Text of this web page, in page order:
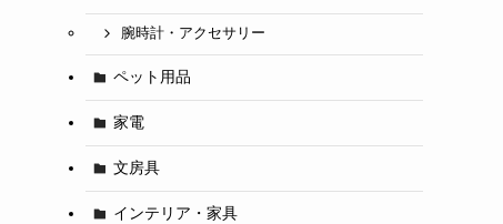
腕時計・アクセサリー
ペット用品
家電
文房具
インテリア・家具